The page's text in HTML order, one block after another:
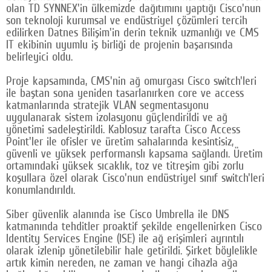
olan TD SYNNEX'in ülkemizde dağıtımını yaptığı Cisco'nun
son teknoloji kurumsal ve endüstriyel çözümleri tercih
edilirken Datnes Bilişim'in derin teknik uzmanlığı ve CMS
IT ekibinin uyumlu iş birliği de projenin başarısında
belirleyici oldu.
Proje kapsamında, CMS'nin ağ omurgası Cisco switch'leri
ile baştan sona yeniden tasarlanırken core ve access
katmanlarında stratejik VLAN segmentasyonu
uygulanarak sistem izolasyonu güçlendirildi ve ağ
yönetimi sadeleştirildi. Kablosuz tarafta Cisco Access
Point'ler ile ofisler ve üretim sahalarında kesintisiz,
güvenli ve yüksek performanslı kapsama sağlandı. Üretim
ortamındaki yüksek sıcaklık, toz ve titreşim gibi zorlu
koşullara özel olarak Cisco'nun endüstriyel sınıf switch'leri
konumlandırıldı.
Siber güvenlik alanında ise Cisco Umbrella ile DNS
katmanında tehditler proaktif şekilde engellenirken Cisco
Identity Services Engine (ISE) ile ağ erişimleri ayrıntılı
olarak izlenip yönetilebilir hale getirildi. Şirket böylelikle
artık kimin nereden, ne zaman ve hangi cihazla ağa